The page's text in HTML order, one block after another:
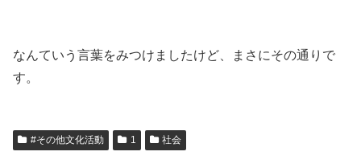
なんていう言葉をみつけましたけど、まさにその通りで
す。
#その他文化活動 1 社会